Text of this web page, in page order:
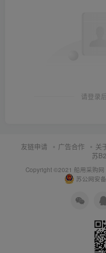
请登录
友链申请 广告合作 关
苏
Copyright ©2021 船用采购网
苏公网安